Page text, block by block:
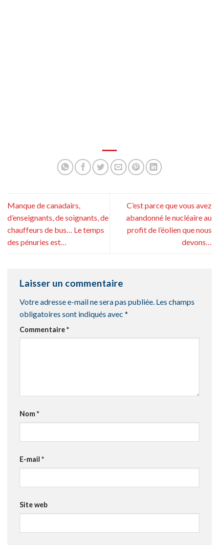
Manque de canadairs,
d’enseignants, de soignants, de
chauffeurs de bus… Le temps
des pénuries est…
C’est parce que vous avez
abandonné le nucléaire au
profit de l’éolien que nous
devons…
Laisser un commentaire
Votre adresse e-mail ne sera pas publiée. Les champs
obligatoires sont indiqués avec *
Commentaire*
Nom*
E-mail *
Site web